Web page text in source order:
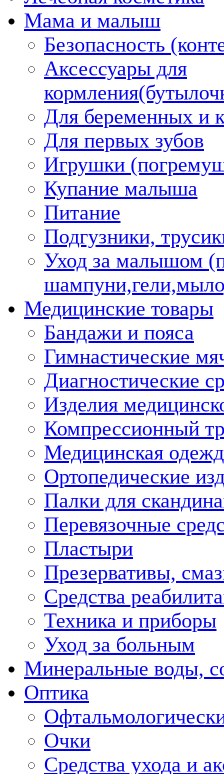
Мама и малыш
Безопасность
Аксессуары для
Для беременных и
Для первых зубов
Игрушки
Купание малыша
Питание
Подгузники,
Уход за малышом
Медицинские товары
Бандажи и пояса
Гимнастические
Диагностические
Изделия
Компрессионный
Медицинская
Ортопедические
Палки для
Перевязочные
Пластыри
Презервативы,
Средства
Техника и приборы
Уход за больным
Минеральные воды,
Оптика
Очки
Средства ухода и